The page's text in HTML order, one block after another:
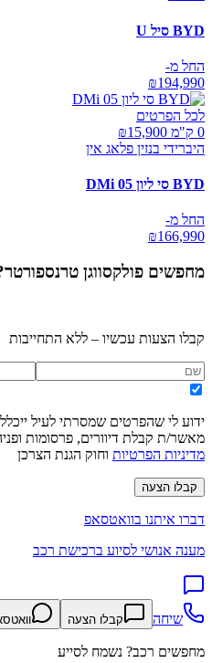
BYD סיל U
החל מ-
₪194,990
לכל הפרטים
0 ק"מ ₪
15,900
היברידי בנזין פלאג אין
BYD סי ליון 05 DMi
החל מ-
₪166,990
מחפשים פולקסווגן טרנספורטר
קבלו הצעות עכשיו – ללא התחייבות
ידוע לי שהפרטים שמסרתי לעיל
מאשר/ת קבלת דיוורים, פרסומות
מדיניות הפרטיות וחוק הגנת הצרכן
קבלו הצעה
דברו איתנו בוואטסאפ
מענה אנושי לסיוע ברכישת רכב
שיחה קבלו הצעה
מחפשים רכב? נשמח לסייע